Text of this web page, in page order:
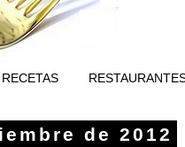
RECETAS
de 2012